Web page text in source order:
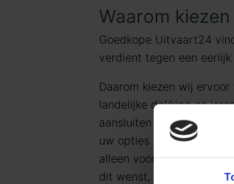
Waarom
Goedkope Uitvaart24
verdient tegen een eerlijk
Daarom kiezen wij
landelijke dekking en
aansluiten bij de meest
uw opties en de daarbij
alleen voor datgene wat
dit wenst, kunt u deze